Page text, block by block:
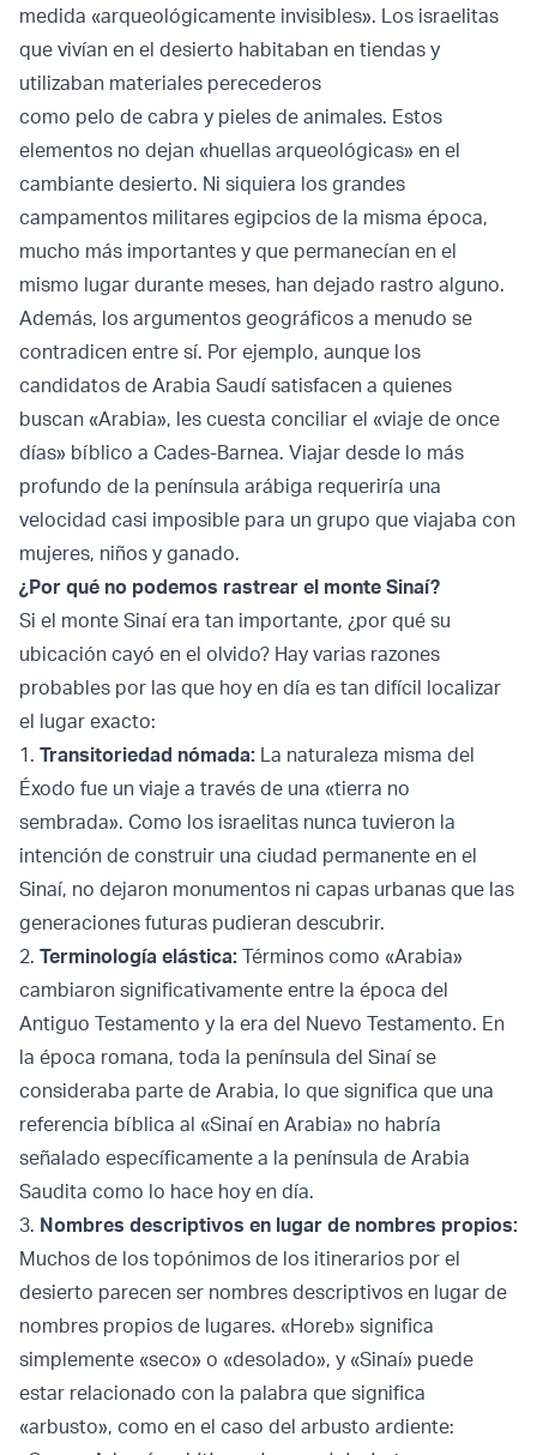
medida «arqueológicamente invisibles». Los israelitas
que vivían en el desierto habitaban en tiendas y
utilizaban materiales perecederos
como pelo de cabra y pieles de animales. Estos
elementos no dejan «huellas arqueológicas» en el
cambiante desierto. Ni siquiera los grandes
campamentos militares egipcios de la misma época,
mucho más importantes y que permanecían en el
mismo lugar durante meses, han dejado rastro alguno.
Además, los argumentos geográficos a menudo se
contradicen entre sí. Por ejemplo, aunque los
candidatos de Arabia Saudí satisfacen a quienes
buscan «Arabia», les cuesta conciliar el «viaje de once
días» bíblico a Cades-Barnea. Viajar desde lo más
profundo de la península arábiga requeriría una
velocidad casi imposible para un grupo que viajaba con
mujeres, niños y ganado.
¿Por qué no podemos rastrear el monte Sinaí?
Si el monte Sinaí era tan importante, ¿por qué su
ubicación cayó en el olvido? Hay varias razones
probables por las que hoy en día es tan difícil localizar
el lugar exacto:
1. Transitoriedad nómada: La naturaleza misma del
Éxodo fue un viaje a través de una «tierra no
sembrada». Como los israelitas nunca tuvieron la
intención de construir una ciudad permanente en el
Sinaí, no dejaron monumentos ni capas urbanas que las
generaciones futuras pudieran descubrir.
2. Terminología elástica: Términos como «Arabia»
cambiaron significativamente entre la época del
Antiguo Testamento y la era del Nuevo Testamento. En
la época romana, toda la península del Sinaí se
consideraba parte de Arabia, lo que significa que una
referencia bíblica al «Sinaí en Arabia» no habría
señalado específicamente a la península de Arabia
Saudita como lo hace hoy en día.
3. Nombres descriptivos en lugar de nombres propios:
Muchos de los topónimos de los itinerarios por el
desierto parecen ser nombres descriptivos en lugar de
nombres propios de lugares. «Horeb» significa
simplemente «seco» o «desolado», y «Sinaí» puede
estar relacionado con la palabra que significa
«arbusto», como en el caso del arbusto ardiente: